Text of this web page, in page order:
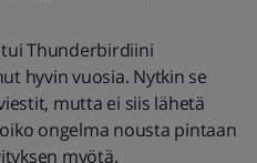
Thunderbirdiini
hyvin vuosia. Nytkin se
mutta ei siis lähetä
ongelma nousta pintaan
myötä.